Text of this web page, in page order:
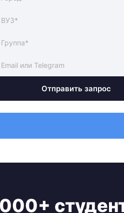
Отправить запрос